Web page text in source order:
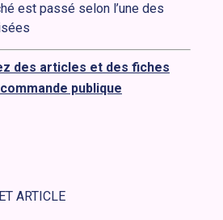
est passé selon l’une des
des articles et des fiches
publique
ARTICLE